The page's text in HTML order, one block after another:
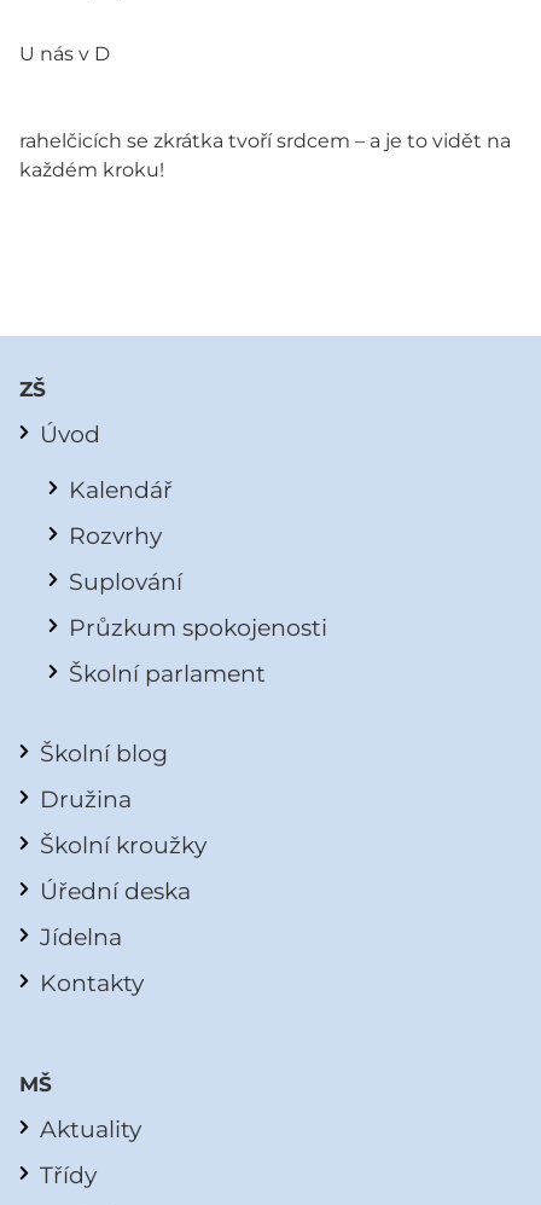
U nás v D
rahelčicích se zkrátka tvoří srdcem – a je to vidět na
každém kroku!
ZŠ
Úvod
Kalendář
Rozvrhy
Suplování
Průzkum spokojenosti
Školní parlament
Školní blog
Družina
Školní kroužky
Úřední deska
Jídelna
Kontakty
MŠ
Aktuality
Třídy